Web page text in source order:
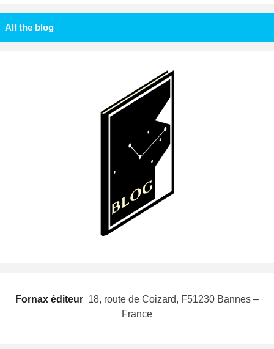
All the blog
Fornax éditeur  18, route de Coizard, F51230 Bannes –
France